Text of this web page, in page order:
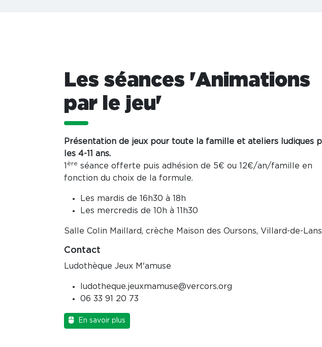
Les séances 'Animations
par le jeu'
Présentation de jeux pour toute la famille et ateliers ludiques
les 4-11 ans.
1 ère séance offerte puis adhésion de 5€ ou 12€/an/famille en
fonction du choix de la formule.
Les mardis de 16h30 à 18h
Les mercredis de 10h à 11h30
Salle Colin Maillard, crèche Maison des Oursons, Villard-de-Lans
Contact
Ludothèque Jeux M'amuse
ludotheque.jeuxmamuse@vercors.org
06 33 91 20 73
En savoir plus